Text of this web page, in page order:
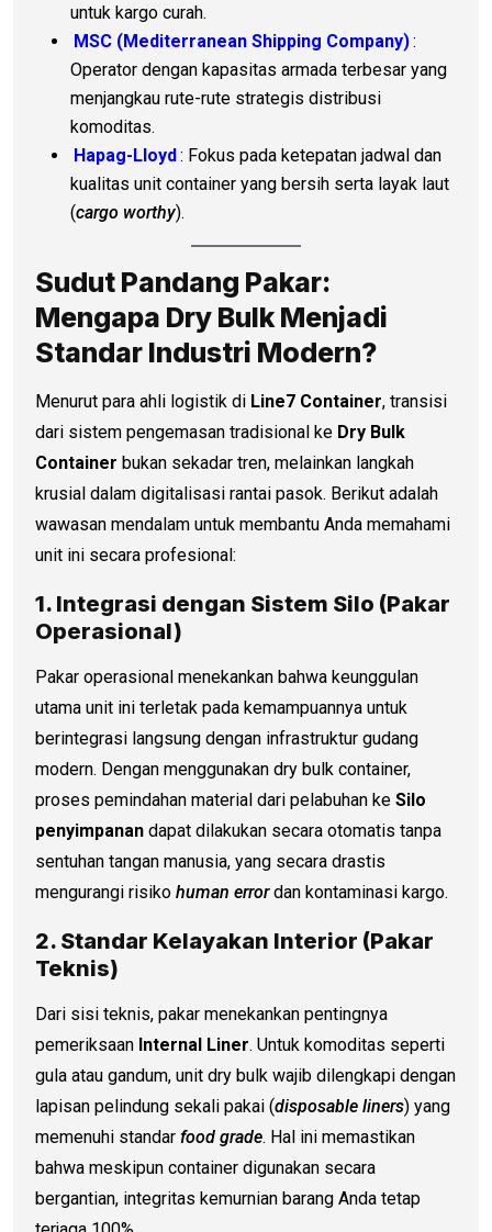
untuk kargo curah.
MSC (Mediterranean Shipping Company):
Operator dengan kapasitas armada terbesar yang
menjangkau rute-rute strategis distribusi
komoditas.
Hapag-Lloyd: Fokus pada ketepatan jadwal dan
kualitas unit container yang bersih serta layak laut
(cargo worthy).
Sudut Pandang Pakar:
Mengapa Dry Bulk Menjadi
Standar Industri Modern?
Menurut para ahli logistik di Line7 Container, transisi
dari sistem pengemasan tradisional ke Dry Bulk
Container bukan sekadar tren, melainkan langkah
krusial dalam digitalisasi rantai pasok. Berikut adalah
wawasan mendalam untuk membantu Anda memahami
unit ini secara profesional:
1. Integrasi dengan Sistem Silo (Pakar
Operasional)
Pakar operasional menekankan bahwa keunggulan
utama unit ini terletak pada kemampuannya untuk
berintegrasi langsung dengan infrastruktur gudang
modern. Dengan menggunakan dry bulk container,
proses pemindahan material dari pelabuhan ke Silo
penyimpanan dapat dilakukan secara otomatis tanpa
sentuhan tangan manusia, yang secara drastis
mengurangi risiko human errordan kontaminasi kargo.
2. Standar Kelayakan Interior (Pakar
Teknis)
Dari sisi teknis, pakar menekankan pentingnya
pemeriksaan Internal Liner. Untuk komoditas seperti
gula atau gandum, unit dry bulk wajib dilengkapi dengan
lapisan pelindung sekali pakai (disposable liners) yang
memenuhi standar food grade. Hal ini memastikan
bahwa meskipun container digunakan secara
bergantian, integritas kemurnian barang Anda tetap